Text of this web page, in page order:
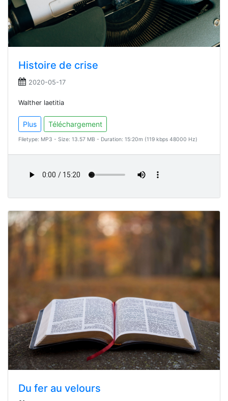
Histoire de crise
2020-05-17
Walther laetitia
Plus Téléchargement
Filetype: MP3 - Size: 13.57 MB - Duration: 15:20m (119 kbps 48000 Hz)
Du fer au velours